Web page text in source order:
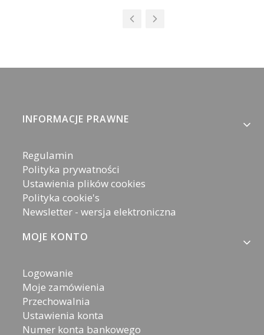
Linki w stopce
INFORMACJE PRAWNE
Regulamin
Polityka prywatności
Ustawienia plików cookies
Polityka cookie's
Newsletter - wersja elektroniczna
MOJE KONTO
Logowanie
Moje zamówienia
Przechowalnia
Ustawienia konta
Numer konta bankowego